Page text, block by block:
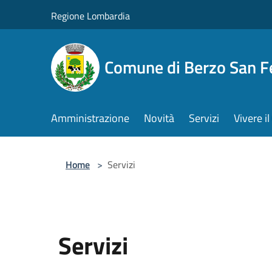
Regione Lombardia
Comune di Berzo San
Amministrazione Novità Servizi Vivere
Home > Servizi
Servizi